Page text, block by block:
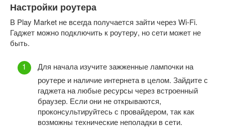
Настройки роутера
В Play Market не всегда получается зайти через Wi-Fi.
Гаджет можно подключить к роутеру, но сети может не
быть.
Для начала изучите зажженные лампочки на
роутере и наличие интернета в целом. Зайдите с
гаджета на любые ресурсы через встроенный
браузер. Если они не открываются,
проконсультируйтесь с провайдером, так как
возможны технические неполадки в сети.